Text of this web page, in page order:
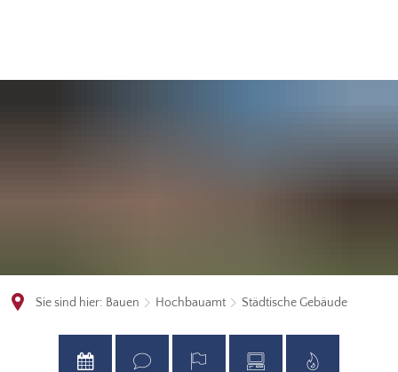
Sie sind hier: Bauen Hochbauamt Städtische Gebäude